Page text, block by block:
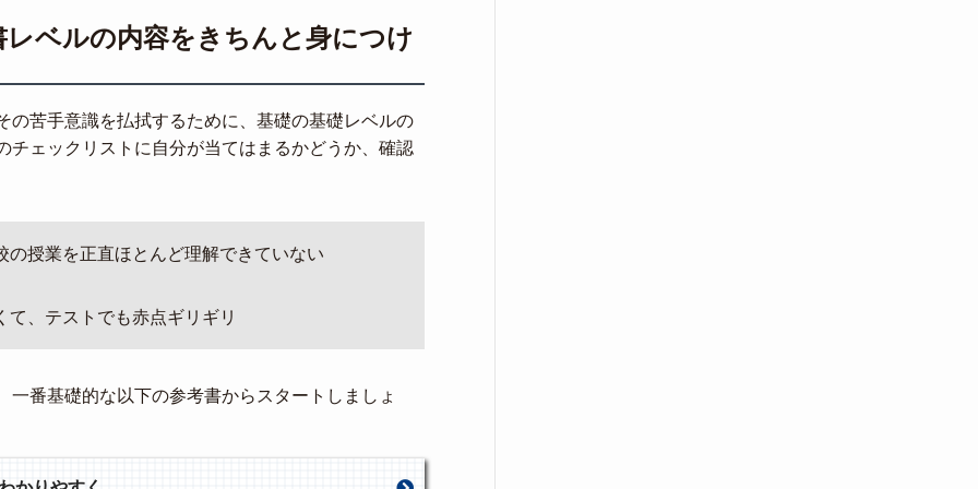
ベルの内容をきちんと身につけ
の苦手意識を払拭するために、基礎の基礎レベルの
チェックリストに自分が当てはまるかどうか、確認
の授業を正直ほとんど理解できていない
、テストでも赤点ギリギリ
一番基礎的な以下の参考書からスタートしましょ